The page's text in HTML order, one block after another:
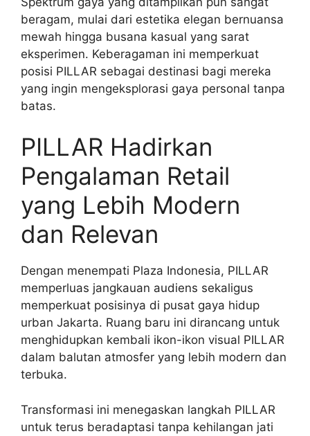
beragam, mulai dari estetika elegan bernuansa
mewah hingga busana kasual yang sarat
eksperimen. Keberagaman ini memperkuat
posisi PILLAR sebagai destinasi bagi mereka
yang ingin mengeksplorasi gaya personal tanpa
batas.
PILLAR Hadirkan
Pengalaman Retail
yang Lebih Modern
dan Relevan
Dengan menempati Plaza Indonesia, PILLAR
memperluas jangkauan audiens sekaligus
memperkuat posisinya di pusat gaya hidup
urban Jakarta. Ruang baru ini dirancang untuk
menghidupkan kembali ikon-ikon visual PILLAR
dalam balutan atmosfer yang lebih modern dan
terbuka.
Transformasi ini menegaskan langkah PILLAR
untuk terus beradaptasi tanpa kehilangan jati